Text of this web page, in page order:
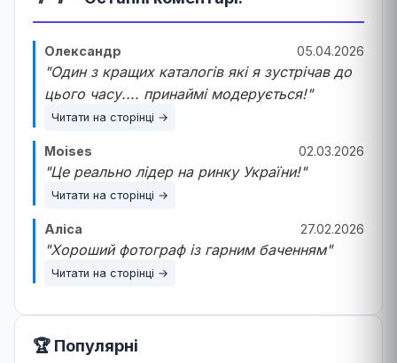
Олександр 05.04.2026
"Один з кращих каталогів які я зустрічав до
цього часу.... принаймі модерується!"
Читати на сторінці →
Moises 02.03.2026
"Це реально лідер на ринку України!"
Читати на сторінці →
Аліса 27.02.2026
"Хороший фотограф із гарним баченням"
Читати на сторінці →
🏆 Популярні